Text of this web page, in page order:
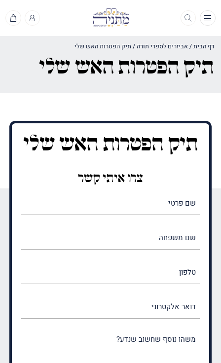
תפריט
דף הבית/אביזרים לספרי תורה / תיק הפטרות האש שלי
תיק הפטרות האש שלי
תיק הפטרות האש שלי
צרו איתי קשר
(חובה)
(חובה)